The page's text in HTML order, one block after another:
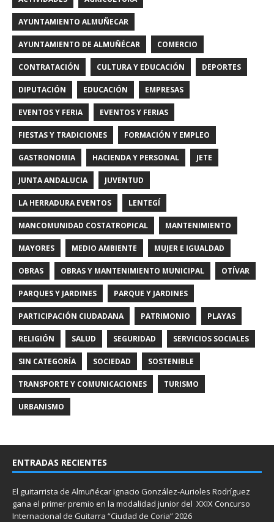
AYUNTAMIENTO ALMUÑECAR
AYUNTAMIENTO DE ALMUÑÉCAR COMERCIO
CONTRATACIÓN CULTURA Y EDUCACIÓN DEPORTES
DIPUTACIÓN EDUCACIÓN EMPRESAS
EVENTOS Y FERIA EVENTOS Y FERIAS
FIESTAS Y TRADICIONES FORMACIÓN Y EMPLEO
GASTRONOMIA HACIENDA Y PERSONAL JETE
JUNTA ANDALUCIA JUVENTUD
LA HERRADURA EVENTOS LENTEGÍ
MANCOMUNIDAD COSTATROPICAL MANTENIMIENTO
MAYORES MEDIO AMBIENTE MUJER E IGUALDAD
OBRAS OBRAS Y MANTENIMIENTO MUNICIPAL OTÍVAR
PARQUES Y JARDINES PARQUE Y JARDINES
PARTICIPACIÓN CIUDADANA PATRIMONIO PLAYAS
RELIGIÓN SALUD SEGURIDAD SERVICIOS SOCIALES
SIN CATEGORÍA SOCIEDAD SOSTENIBLE
TRANSPORTE Y COMUNICACIONES TURISMO
URBANISMO
ENTRADAS RECIENTES
El guitarrista de Almuñécar Ignacio González-Aurioles Rodríguez
gana el primer premio en la modalidad junior del XXIX Concurso
Internacional de Guitarra “Ciudad de Coria” 2026